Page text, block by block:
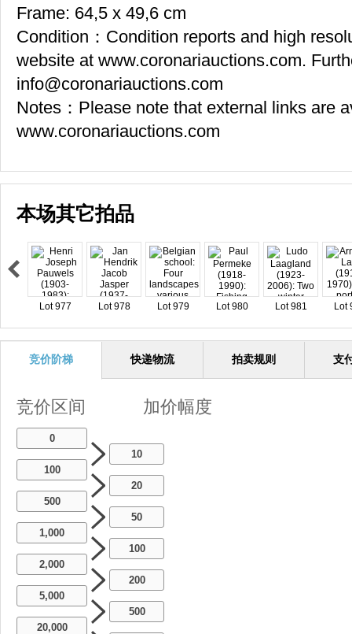
Frame: 64,5 x 49,6 cm
Condition：Condition reports and high
website at www.coronariauctions.com.
info@coronariauctions.com
Notes：Please note that external links are
www.coronariauctions.com
本场其它拍品
Lot 977 Lot 978 Lot 979 Lot 980 Lot 981 Lot
竞价阶梯 快递物流 拍卖规则 支
竞价区间 加价幅度
0
10
100
20
500
50
1,000
100
2,000
200
5,000
500
20,000